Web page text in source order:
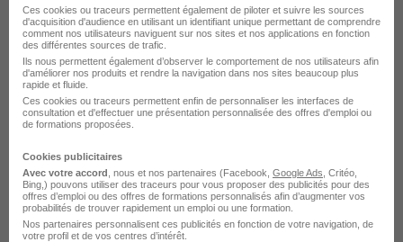
l'image d'Onet
Mais aussi des entreprises qui évoluent dans
les assurances, comme Stelliant
De manière générale, les secteurs d'activités qui
embauchent le plus sont les services aux
entreprises, le BTP, le secteur de l'énergie et de
l'environnement et l'immobilier.
Ces cookies ou traceurs permettent également de piloter et suivre les sources
d'acquisition d'audience en utilisant un identifiant unique permettant de comprendre
comment nos utilisateurs naviguent sur nos sites et nos applications en fonction
des différentes sources de trafic.
Ils nous permettent également d’observer le comportement de nos utilisateurs afin
d'améliorer nos produits et rendre la navigation dans nos sites beaucoup plus
rapide et fluide.
Ces cookies ou traceurs permettent enfin de personnaliser les interfaces de
consultation et d'effectuer une présentation personnalisée des offres d'emploi ou
de formations proposées.
Cookies publicitaires
Avec votre accord , nous et nos partenaires (Facebook, Google Ads , Critéo,
Bing,) pouvons utiliser des traceurs pour vous proposer des publicités pour des
offres d’emploi ou des offres de formations personnalisés afin d’augmenter vos
probabilités de trouver rapidement un emploi ou une formation.
Nos partenaires personnalisent ces publicités en fonction de votre navigation, de
votre profil et de vos centres d’intérêt.